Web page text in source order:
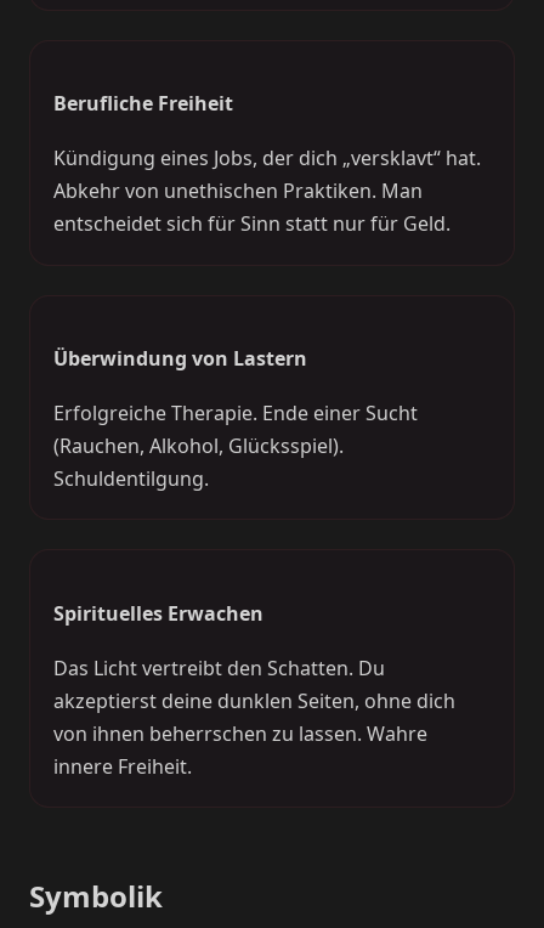
Berufliche Freiheit
Kündigung eines Jobs, der dich „versklavt“ hat.
Abkehr von unethischen Praktiken. Man
entscheidet sich für Sinn statt nur für Geld.
Überwindung von Lastern
Erfolgreiche Therapie. Ende einer Sucht
(Rauchen, Alkohol, Glücksspiel).
Schuldentilgung.
Spirituelles Erwachen
Das Licht vertreibt den Schatten. Du
akzeptierst deine dunklen Seiten, ohne dich
von ihnen beherrschen zu lassen. Wahre
innere Freiheit.
Symbolik